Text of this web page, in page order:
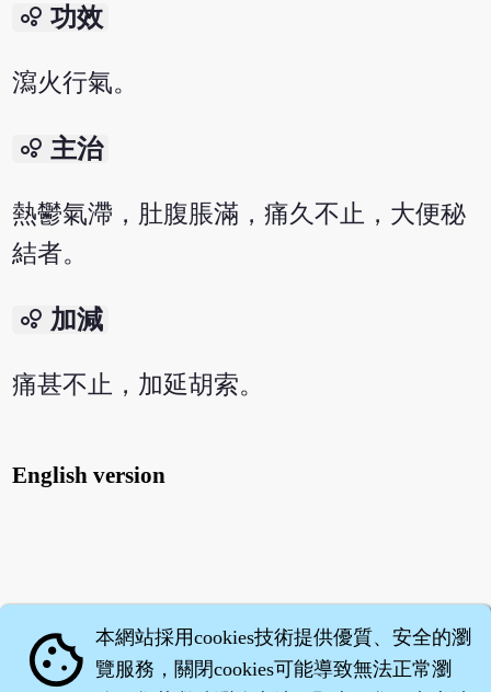
bubble_chart 功效
瀉火行氣。
bubble_chart 主治
熱鬱氣滯，肚腹脹滿，痛久不止，大便秘
結者。
bubble_chart 加減
痛甚不止，加延胡索。
English version
cookie 本網站採用cookies技術提供優質、安全的瀏
覽服務，關閉cookies可能導致無法正常瀏